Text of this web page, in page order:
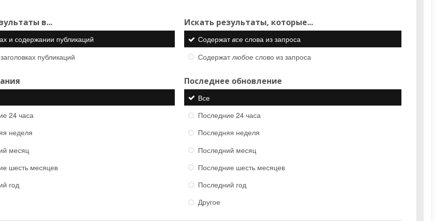
в...
и содержании публикаций
публикаций
Искать результаты, которые...
Содержатвсеслова из запроса
Содержатлюбоеслово из запроса
24 часа
неделя
месяц
шесть месяцев
год
Последнее обновление
Все
Последние 24 часа
Последняя неделя
Последний месяц
Последние шесть месяцев
Последний год
Другое